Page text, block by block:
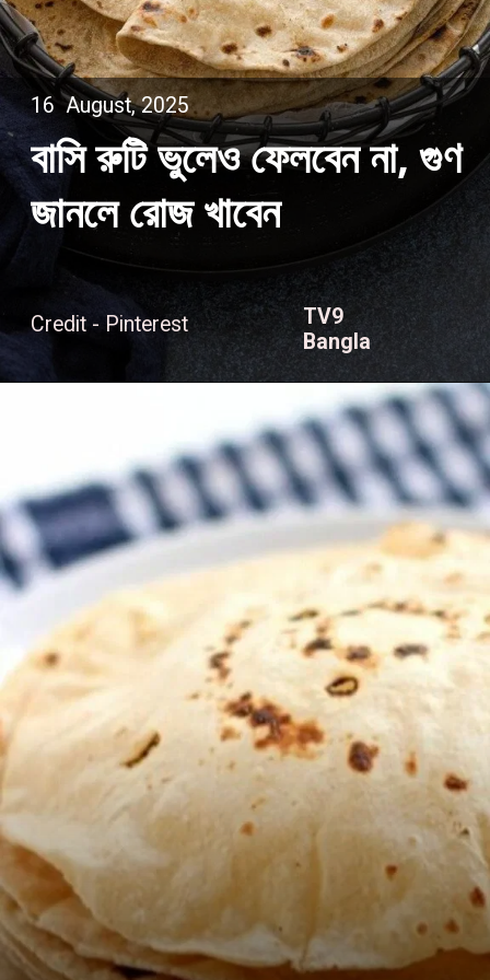
16 August, 2025
বাসি রুটি ভুলেও ফেলবেন না, গুণ
জানলে রোজ খাবেন
Credit - Pinterest
TV9
Bangla